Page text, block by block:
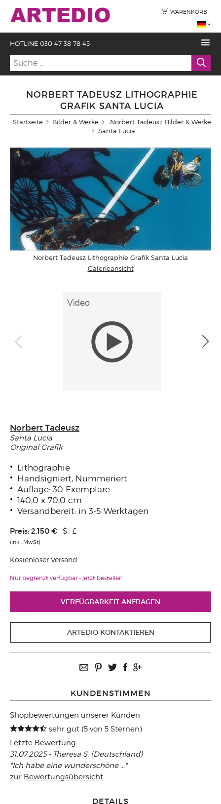
WARENKORB
HOTLINE 030 47 38 78 45
NORBERT TADEUSZ LITHOGRAPHIE
GRAFIK SANTA LUCIA
Startseite Bilder & Werke
Norbert Tadeusz Bilder & Werke
Santa Lucia
Norbert Tadeusz Lithographie Grafik Santa Lucia
Galerieansicht
Norbert Tadeusz
Santa Lucia
Original Grafik
Lithographie
Handsigniert, Nummeriert
Auflage: 30 Exemplare
140,0 x 70,0 cm
Versandbereit: in 3-5 Werktagen
Preis: 2.150 € $ £
(inkl. MwSt)
Kostenloser Versand
Nur begrenzt verfügbar - jetzt bestellen
VERFÜGBARKEIT ANFRAGEN
ARTEDIO KONTAKTIEREN
KUNDENSTIMMEN
Shopbewertungen unserer Kunden
sehr gut (5 von 5 Sternen)
Letzte Bewertung:
31.07.2025 - Theresa S. (Deutschland)
"Ich habe eine wunderschöne ..."
zur Bewertungsübersicht
DETAILS